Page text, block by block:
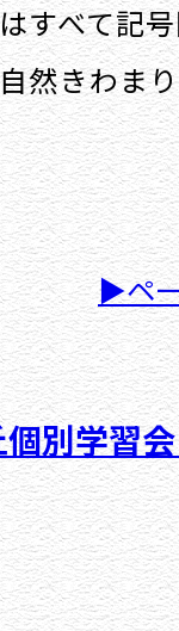
すべて記
然きわま
▶ペ
別学習